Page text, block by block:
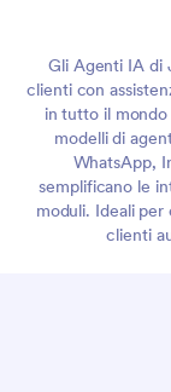
Gli Agenti IA di
clienti con
in tutto il
modelli di
WhatsApp,
semplificano le
moduli. Ideali per
clienti